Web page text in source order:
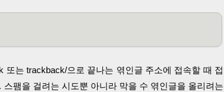
는 trackback/으로 끝나는 엮인글 주소에 접속할 때 접
팸을 걸려는 시도뿐 아니라 막을 수 엮인글을 올리려는